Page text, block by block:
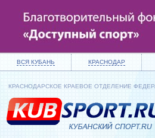
ВСЯ КУБАНЬ КРАСНОДАР
КРАСНОДАРСКОЕ КРАЕВОЕ ОТДЕЛЕНИЕ